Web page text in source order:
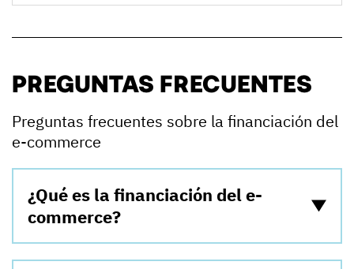
PREGUNTAS FRECUENTES
Preguntas frecuentes sobre la financiación del
e-commerce
¿Qué es la financiación del e-
commerce?